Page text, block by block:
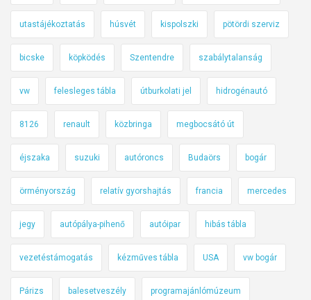
utastájékoztatás húsvét kispolszki pötördi szerviz
bicske köpködés Szentendre szabálytalanság
vw felesleges tábla útburkolati jel hidrogénautó
8126 renault közbringa megbocsátó út
éjszaka suzuki autóroncs Budaörs bogár
örményország relatív gyorshajtás francia mercedes
jegy autópálya-pihenő autóipar hibás tábla
vezetéstámogatás kézműves tábla USA vw bogár
Párizs balesetveszély programajánlómúzeum